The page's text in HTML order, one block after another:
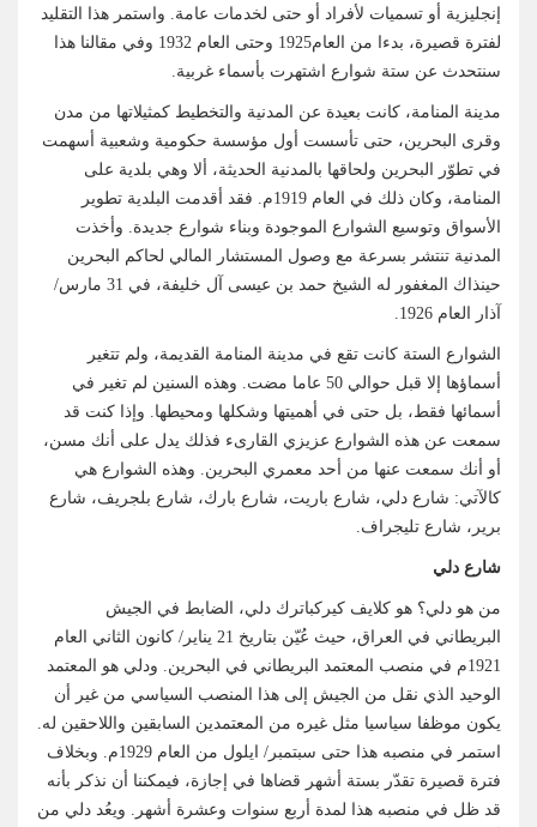
إنجليزية أو تسميات لأفراد أو حتى لخدمات عامة. واستمر هذا التقليد
لفترة قصيرة، بدءا من العام1925 وحتى العام 1932 وفي مقالنا هذا
سنتحدث عن ستة شوارع اشتهرت بأسماء غربية.
مدينة المنامة، كانت بعيدة عن المدنية والتخطيط كمثيلاتها من مدن
وقرى البحرين، حتى تأسست أول مؤسسة حكومية وشعبية أسهمت
في تطوّر البحرين ولحاقها بالمدنية الحديثة، ألا وهي بلدية على
المنامة، وكان ذلك في العام 1919م. فقد أقدمت البلدية تطوير
الأسواق وتوسيع الشوارع الموجودة وبناء شوارع جديدة. وأخذت
المدنية تنتشر بسرعة مع وصول المستشار المالي لحاكم البحرين
حينذاك المغفور له الشيخ حمد بن عيسى آل خليفة، في 31 مارس/
آذار العام 1926.
الشوارع الستة كانت تقع في مدينة المنامة القديمة، ولم تتغير
أسماؤها إلا قبل حوالي 50 عاما مضت. وهذه السنين لم تغير في
أسمائها فقط، بل حتى في أهميتها وشكلها ومحيطها. وإذا كنت قد
سمعت عن هذه الشوارع عزيزي القارىء فذلك يدل على أنك مسن،
أو أنك سمعت عنها من أحد معمري البحرين. وهذه الشوارع هي
كالآتي: شارع دلي، شارع باريت، شارع بارك، شارع بلجريف، شارع
برير، شارع تليجراف.
شارع دلي
من هو دلي؟ هو كلايف كيركباترك دلي، الضابط في الجيش
البريطاني في العراق، حيث عُيّن بتاريخ 21 يناير/ كانون الثاني العام
1921م في منصب المعتمد البريطاني في البحرين. ودلي هو المعتمد
الوحيد الذي نقل من الجيش إلى هذا المنصب السياسي من غير أن
يكون موظفا سياسيا مثل غيره من المعتمدين السابقين واللاحقين له.
استمر في منصبه هذا حتى سبتمبر/ ايلول من العام 1929م. وبخلاف
فترة قصيرة تقدّر بستة أشهر قضاها في إجازة، فيمكننا أن نذكر بأنه
قد ظل في منصبه هذا لمدة أربع سنوات وعشرة أشهر. ويعُد دلي من